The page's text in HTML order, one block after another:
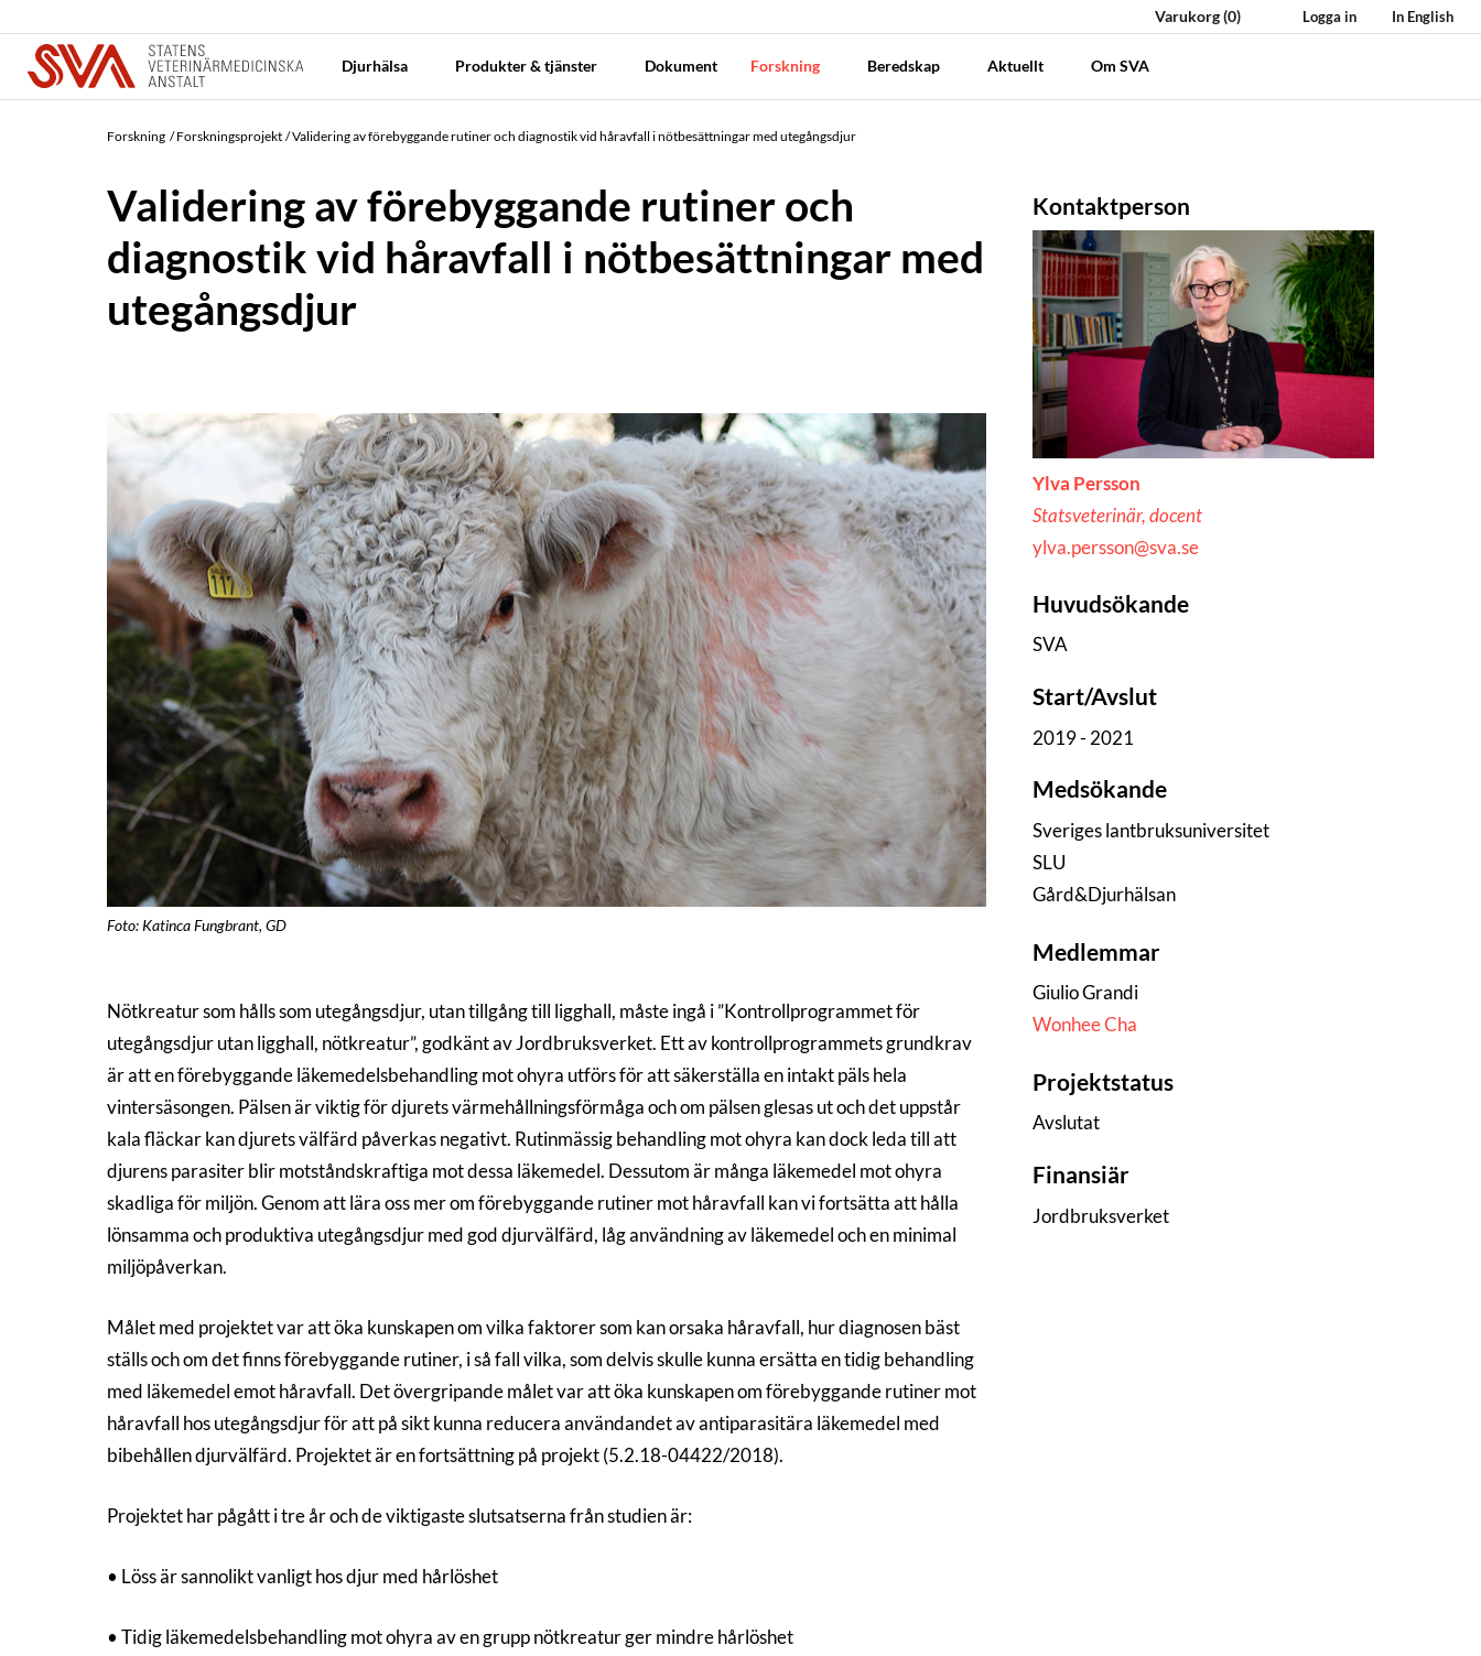
Varukorg(0) Logga in In English
Djurhälsa Produkter & tjänster Dokument Forskning Beredskap Aktuellt Om SVA
Forskning Forskningsprojekt Validering av förebyggande rutiner och diagnostik vid håravfall i nötbesättningar med utegångsdjur
Validering av förebyggande rutiner och
diagnostik vid håravfall i nötbesättningar med
utegångsdjur
Foto: Katinca Fungbrant, GD
Nötkreatur som hålls som utegångsdjur, utan tillgång till ligghall, måste ingå i ”Kontrollprogrammet för
utegångsdjur utan ligghall, nötkreatur”, godkänt av Jordbruksverket. Ett av kontrollprogrammets grundkrav
är att en förebyggande läkemedelsbehandling mot ohyra utförs för att säkerställa en intakt päls hela
vintersäsongen. Pälsen är viktig för djurets värmehållningsförmåga och om pälsen glesas ut och det uppstår
kala fläckar kan djurets välfärd påverkas negativt. Rutinmässig behandling mot ohyra kan dock leda till att
djurens parasiter blir motståndskraftiga mot dessa läkemedel. Dessutom är många läkemedel mot ohyra
skadliga för miljön. Genom att lära oss mer om förebyggande rutiner mot håravfall kan vi fortsätta att hålla
lönsamma och produktiva utegångsdjur med god djurvälfärd, låg användning av läkemedel och en minimal
miljöpåverkan.
Målet med projektet var att öka kunskapen om vilka faktorer som kan orsaka håravfall, hur diagnosen bäst
ställs och om det finns förebyggande rutiner, i så fall vilka, som delvis skulle kunna ersätta en tidig behandling
med läkemedel emot håravfall. Det övergripande målet var att öka kunskapen om förebyggande rutiner mot
håravfall hos utegångsdjur för att på sikt kunna reducera användandet av antiparasitära läkemedel med
bibehållen djurvälfärd. Projektet är en fortsättning på projekt (5.2.18-04422/2018).
Projektet har pågått i tre år och de viktigaste slutsatserna från studien är:
• Löss är sannolikt vanligt hos djur med hårlöshet
• Tidig läkemedelsbehandling mot ohyra av en grupp nötkreatur ger mindre hårlöshet
Kontaktperson
Ylva Persson
Statsveterinär, docent
ylva.persson@sva.se
Huvudsökande
SVA
Start/Avslut
2019 - 2021
Medsökande
Sveriges lantbruksuniversitet
SLU
Gård&Djurhälsan
Medlemmar
Giulio Grandi
Wonhee Cha
Projektstatus
Avslutat
Finansiär
Jordbruksverket